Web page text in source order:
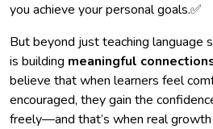
you achieve your personal goals.✅
But beyond just teaching language
is building meaningful
believe that when learners feel
encouraged, they gain the
freely—and that’s when real growth